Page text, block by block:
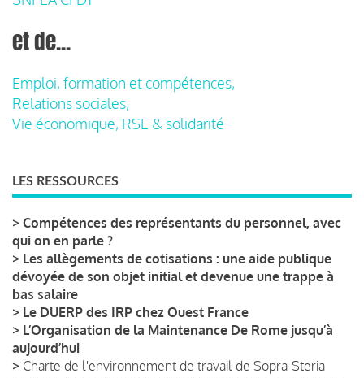
et de...
Emploi, formation et compétences,
Relations sociales,
Vie économique, RSE & solidarité
LES RESSOURCES
> Compétences des représentants du personnel, avec
qui on en parle ?
> Les allègements de cotisations : une aide publique
dévoyée de son objet initial et devenue une trappe à
bas salaire
> Le DUERP des IRP chez Ouest France
> L’Organisation de la Maintenance De Rome jusqu’à
aujourd’hui
> Charte de l'environnement de travail de Sopra-Steria